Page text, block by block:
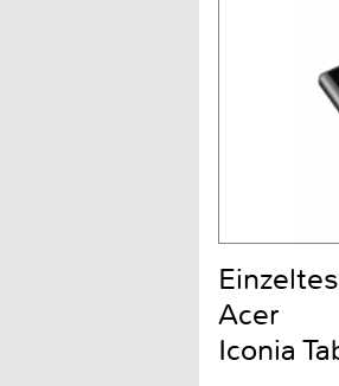
Acer
Iconia